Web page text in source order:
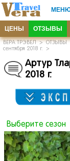
ЦЕНЫ ОТЗЫВЫ
ВЕРА ТРЭВЕЛ>ОТЗЫВЫ
сентября 2018 г. >
Артур
2018 г.
Выберите сезон